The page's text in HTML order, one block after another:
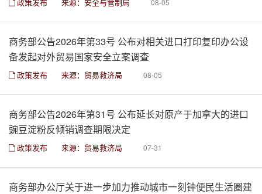
商务部公告2026年第33号 公布对相关进口打印复印办公设
备发起对外贸易国家安全立案调查
政策发布 来源：贸易救济局 08-05
商务部公告2026年第31号 公布延长对原产于加拿大的进口
豌豆淀粉反倾销调查期限决定
政策发布 来源：贸易救济局 07-31
商务部办公厅关于进一步加力推动城市一刻钟便民生活圈建